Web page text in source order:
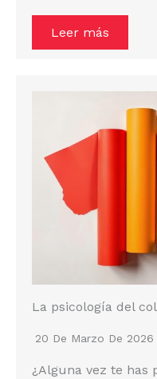
Leer más
La psicología del
20 De Marzo De 2026
¿Alguna vez te has